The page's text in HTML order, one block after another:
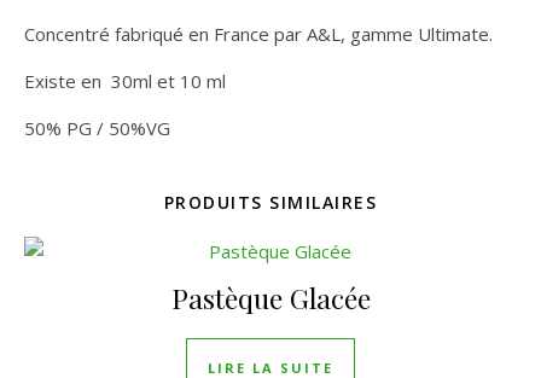
Concentré fabriqué en France par A&L, gamme Ultimate.
Existe en 30ml et 10 ml
50% PG / 50%VG
PRODUITS SIMILAIRES
Pastèque Glacée
LIRE LA SUITE